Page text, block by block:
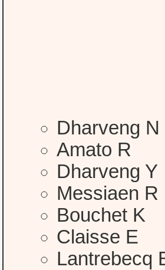
Dharveng
Amato R
Dharveng Y
Messiaen R
Bouchet K
Claisse E
Lantrebecq